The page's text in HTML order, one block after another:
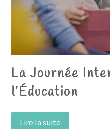
La Journée
l’Éducation
Lire la suite